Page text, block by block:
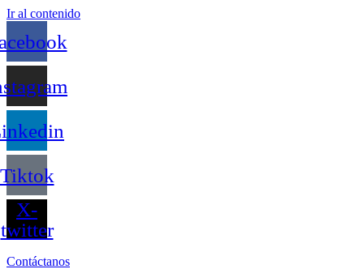
Ir al contenido
Tiktok
X-
twitter
Contáctanos